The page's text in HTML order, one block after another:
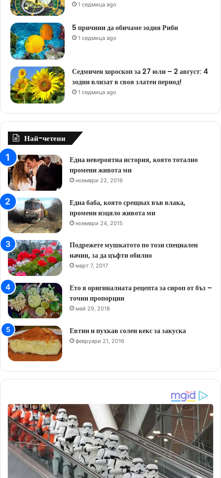
1 седмица ago
5 причини да обичаме зодия Риби
1 седмица ago
Седмичен хороскоп за 27 юли – 2 август: 4
зодии влизат в своя златен период!
1 седмица ago
Най-четени
Една невероятна история, която тотално
промени живота ми
ноември 22, 2016
Една баба, която срещнах във влака,
промени изцяло живота ми
ноември 24, 2015
Подрежете мушкатото по този специален
начин, за да цъфти обилно
март 7, 2017
Ето я оригиналната рецепта за сироп от бъз –
точни пропорции
май 29, 2018
Евтин и пухкав солен кекс за закуска
февруари 21, 2016